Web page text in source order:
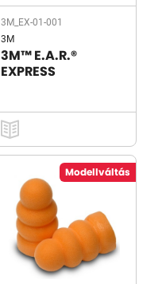
3M_EX-01-001
3M
3M™ E.A.R.®
EXPRESS
Modellváltás